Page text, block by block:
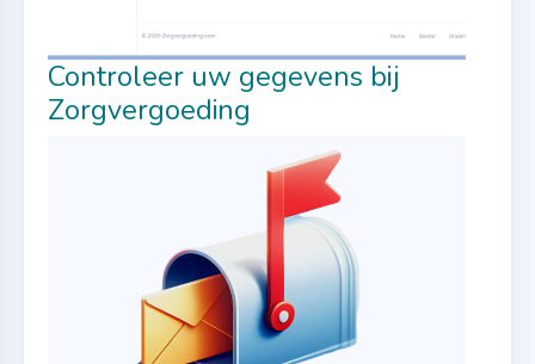
Controleer uw gegevens bij
Zorgvergoeding